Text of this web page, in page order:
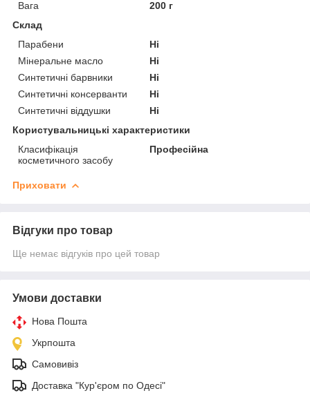
Вага
200 г
Склад
Парабени
Ні
Мінеральне масло
Ні
Синтетичні барвники
Ні
Синтетичні консерванти
Ні
Синтетичні віддушки
Ні
Користувальницькі характеристики
Класифікація
косметичного засобу
Професійна
Приховати
Відгуки про товар
Ще немає відгуків про цей товар
Умови доставки
Нова Пошта
Укрпошта
Самовивіз
Доставка "Кур'єром по Одесі"